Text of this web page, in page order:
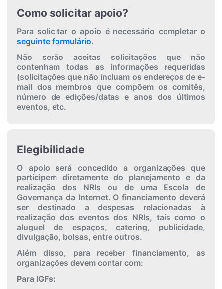
Como solicitar apoio?
Para solicitar o apoio é necessário completar o
seguinte formulário.
Não serão aceitas solicitações que não
contenham todas as informações requeridas
(solicitações que não incluam os endereços de e-
mail dos membros que compõem os comitês,
número de edições/datas e anos dos últimos
eventos, etc.
Elegibilidade
O apoio será concedido a organizações que
participem diretamente do planejamento e da
realização dos NRIs ou de uma Escola de
Governança da Internet. O financiamento deverá
ser destinado a despesas relacionadas à
realização dos eventos dos NRIs, tais como o
aluguel de espaços, catering, publicidade,
divulgação, bolsas, entre outros.
Além disso, para receber financiamento, as
organizações devem contar com:
Para IGFs: